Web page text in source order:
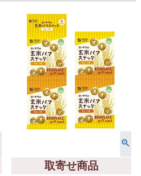
取寄せ商品